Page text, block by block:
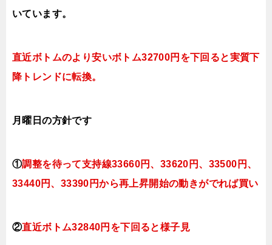
いています。
直近ボトムのより安いボトム32700円を下回ると実質下
降トレンドに転換。
月曜日の方針です
①調整を待って支持線33660円、33620 円、33500 円、
33440円、33390 円から再上昇開始の動きがでれば買い
②直近ボトム32840円を下回ると様子見